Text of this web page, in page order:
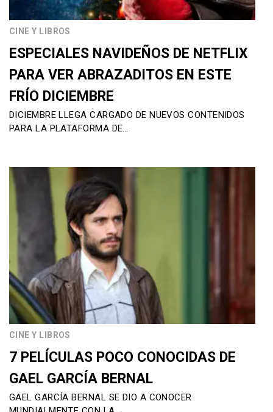
CINE Y LIBROS
ESPECIALES NAVIDEÑOS DE NETFLIX
PARA VER ABRAZADITOS EN ESTE
FRÍO DICIEMBRE
DICIEMBRE LLEGA CARGADO DE NUEVOS CONTENIDOS
PARA LA PLATAFORMA DE…
CINE Y LIBROS
7 PELÍCULAS POCO CONOCIDAS DE
GAEL GARCÍA BERNAL
GAEL GARCÍA BERNAL SE DIO A CONOCER